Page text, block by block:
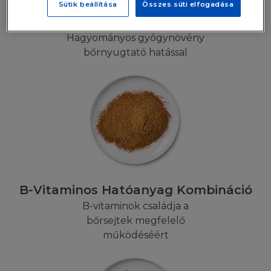
Árnikavirág
Hagyományos gyógynövény
bőrnyugtató hatással
B-Vitaminos Hatóanyag Kombináció
B-vitaminok családja a
bőrsejtek megfelelő
működéséért
szellemi tulajdonjog véd. A Honlap, beleértve
(de nem limitálva) annak tartalmára,
fénykép, név, logó, illusztráció, műalkotás,
védjegy, szolgáltatási jegy és más anyagokat
('Tartalom"") szerzői jog, védjegy és/vagy más
tulajdonjog véd. A Tartalom magába foglalja
mind a L'Oréal tulajdonában lévő, és általa
irányított, vagy egy harmadik fél által
birtokolt, a L'Oréal-nak engedélyezett
tartalmakat. Minden különálló cikket, riportot,
és bármilyen más tartalmat, amely a Honlapot
alkotja, szerzői jog védheti. Ön beleegyezik,
hogy a védjegy jogok vagy bármilyen más
jogszabályt figyelembe véve használja a
Sütik beállítása Összes süti elfogadása